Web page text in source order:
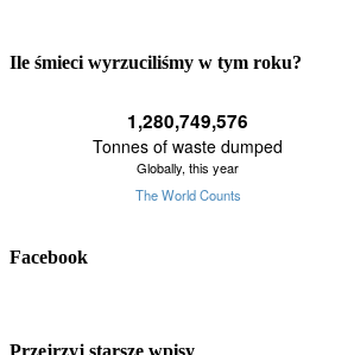
Ile śmieci wyrzuciliśmy w tym roku?
Facebook
Przejrzyj starsze wpisy